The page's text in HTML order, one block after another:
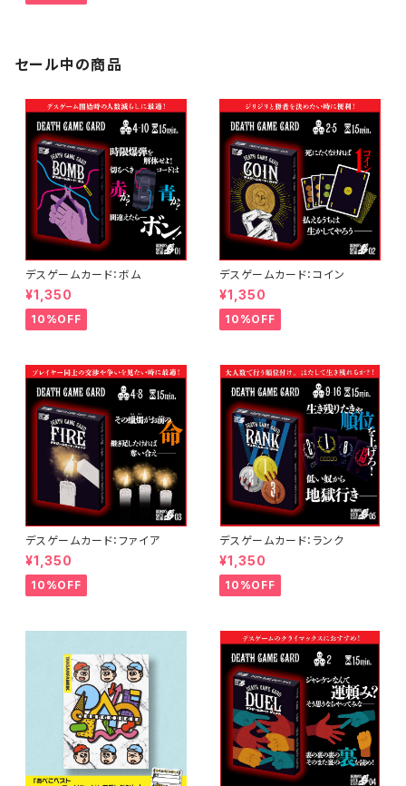
セール中の商品
デスゲームカード：ボム
¥1,350
10%OFF
デスゲームカード：コイン
¥1,350
10%OFF
デスゲームカード：ファイア
¥1,350
10%OFF
デスゲームカード：ランク
¥1,350
10%OFF